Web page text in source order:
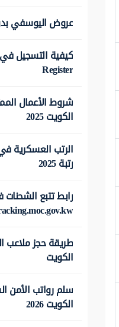
عروض اليوسفي
Register
شروط الأعمال
الكويت 2025
الرتب العسكرية
رتبة 2025
رابط تتبع
طريقة حجز ملاعب
الكويت
سلم رواتب الأمن
الكويت 2026